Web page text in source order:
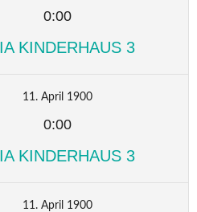
0:00
KINDERHAUS 3
11. April 1900
0:00
KINDERHAUS 3
11. April 1900